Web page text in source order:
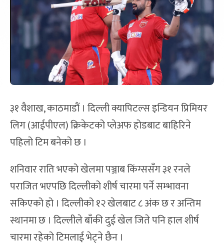
३१ वैशाख, काठमाडौं । दिल्ली क्यापिटल्स इन्डियन प्रिमियर
लिग (आईपीएल) क्रिकेटको प्लेअफ होडबाट बाहिरिने
पहिलो टिम बनेको छ ।
शनिवार राति भएको खेलमा पञ्जाब किंग्ससँग ३१ रनले
पराजित भएपछि दिल्लीको शीर्ष चारमा पर्ने सम्भावना
सकिएको हो । दिल्लीको १२ खेलबाट ८ अंक छ र अन्तिम
स्थानमा छ । दिल्लीले बाँकी दुई खेल जिते पनि हाल शीर्ष
चारमा रहेको टिमलाई भेट्ने छैन ।